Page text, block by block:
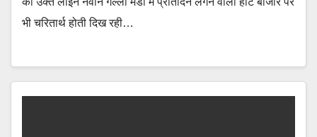
भी चरितार्थ होती दिख रही…